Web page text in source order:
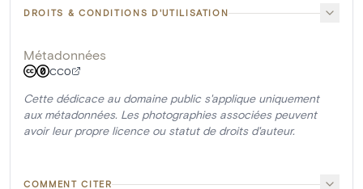
DROITS & CONDITIONS D'UTILISATION
Métadonnées
CC0
Cette dédicace au domaine public s'applique uniquement
aux métadonnées. Les photographies associées peuvent
avoir leur propre licence ou statut de droits d'auteur.
COMMENT CITER